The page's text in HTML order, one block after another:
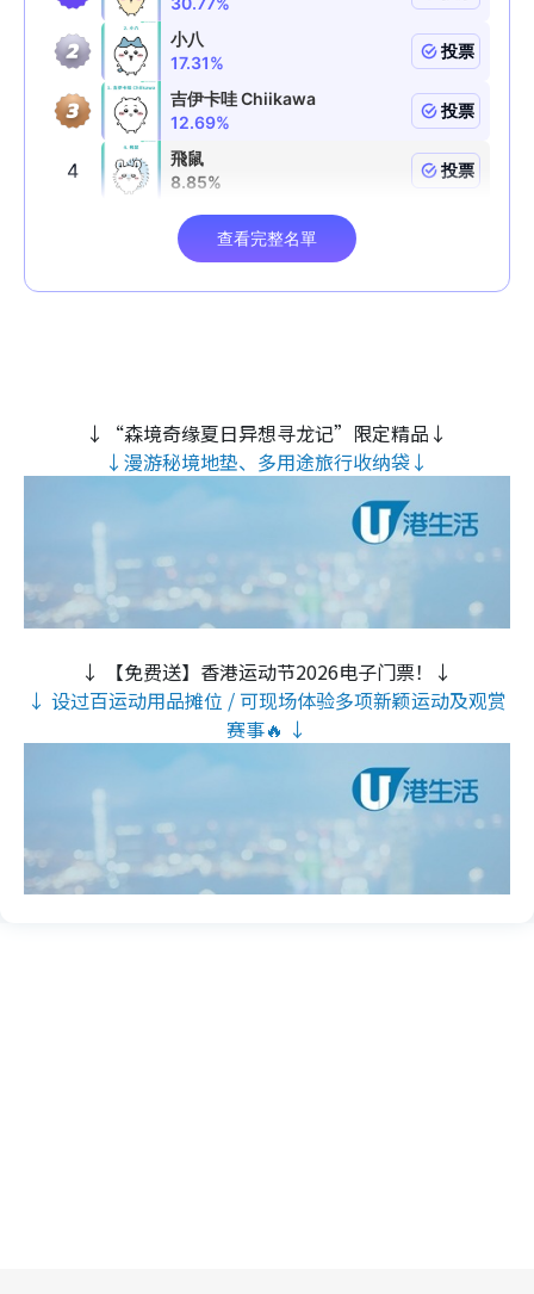
↓“森境奇缘夏日异想寻龙记”限定精品↓
↓漫游秘境地垫、多用途旅行收纳袋↓
↓ 【免费送】香港运动节2026电子门票！↓
↓ 设过百运动用品摊位 / 可现场体验多项新颖运动及观赏
赛事🔥 ↓